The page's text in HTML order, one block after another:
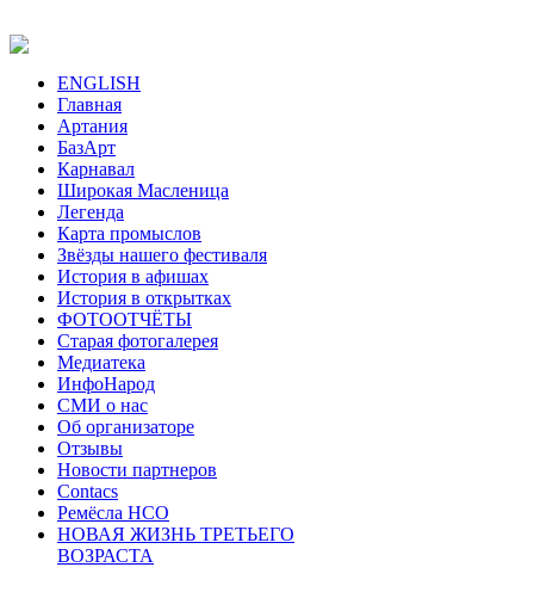
ENGLISH
Главная
Артания
БазАрт
Карнавал
Широкая Масленица
Легенда
Карта промыслов
Звёзды нашего фестиваля
История в афишах
История в открытках
ФОТООТЧЁТЫ
Старая фотогалерея
Медиатека
ИнфоНарод
СМИ о нас
Об организаторе
Отзывы
Новости партнеров
Contacs
Ремёсла НСО
НОВАЯ ЖИЗНЬ ТРЕТЬЕГО
ВОЗРАСТА